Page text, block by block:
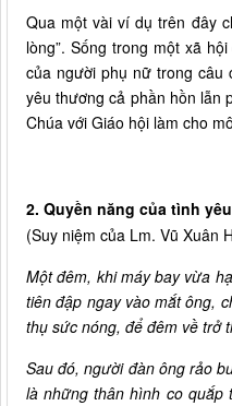
Qua một vài ví dụ trên đây
lòng”. Sống trong một xã
của người phụ nữ trong câu
yêu thương cả phần hồn lẫn
Chúa với Giáo hội làm cho
2. Quyền năng của tình
(Suy niệm của Lm. Vũ Xuân
Một đêm, khi máy bay vừa
tiên đập ngay vào mắt ông,
thụ sức nóng, để đêm về trở
Sau đó, người đàn ông rảo
là những thân hình co quắp